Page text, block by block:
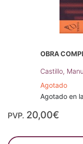
OBRA
Castillo,
Agotado
Agotado en
PVP. 20,00€